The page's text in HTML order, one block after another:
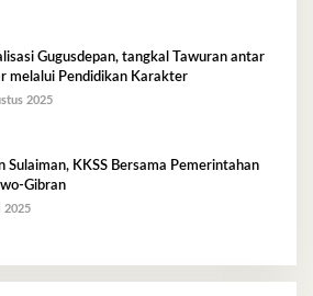
Gugusdepan, tangkal Tawuran antar
melalui Pendidikan Karakter
2025
Sulaiman, KKSS Bersama Pemerintahan
Gibran
2025